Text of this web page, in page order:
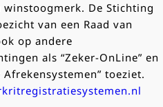
winstoogmerk. De Stichting
van een Raad van
op andere
als “Zeker-OnLine” en
toeziet.